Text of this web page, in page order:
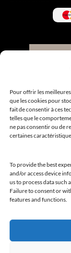
Pour offrir les
que les cookies pour
fait de consentir à ces
telles que le
ne pas consentir ou de
certaines
To provide the best
and/or access device
us to process data such
Failure to consent or
features and functions.
Suivre nos
Suivre l’actualité
Merci de nous